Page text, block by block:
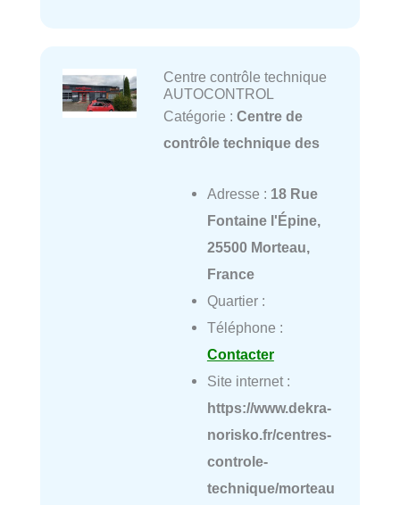
Centre contrôle technique
AUTOCONTROL
Catégorie : Centre de
contrôle technique des
Adresse : 18 Rue
Fontaine l'Épine,
25500 Morteau,
France
Quartier :
Téléphone :
Contacter
Site internet :
https://www.dekra-
norisko.fr/centres-
controle-
technique/morteau